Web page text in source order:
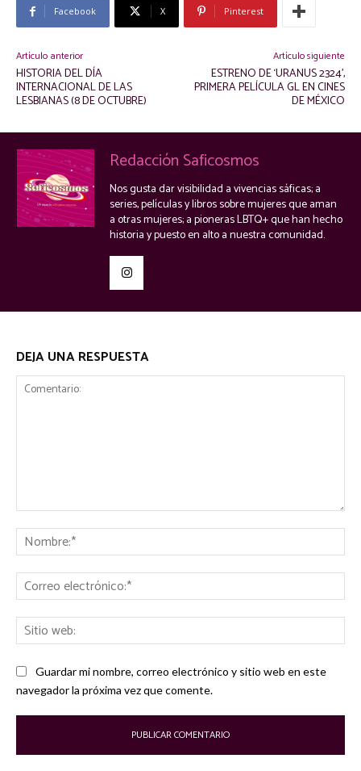
Facebook X Pinterest
Artículo anterior
HISTORIA DEL DÍA
INTERNACIONAL DE LAS
LESBIANAS (8 DE OCTUBRE)
Artículo siguiente
ESTRENO DE ‘URANUS 2324’,
PRIMERA PELÍCULA GL EN CINES
DE MÉXICO
Redacción Saficosmos
Nos gusta dar visibilidad a vivencias sáficas; a
series, películas y libros sobre mujeres que aman
a otras mujeres; a pioneras LBTQ+ que han hecho
historia y puesto en alto a nuestra comunidad.
DEJA UNA RESPUESTA
Guardar mi nombre, correo electrónico y sitio web en este
navegador la próxima vez que comente.